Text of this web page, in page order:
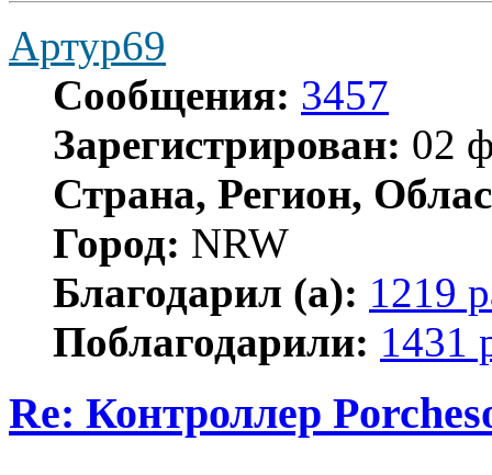
Артур69
Сообщения: 3457
Зарегистрирован: 02
Страна, Регион,
Город: NRW
Благодарил (а): 1219
Поблагодарили: 1431
Re: Контроллер